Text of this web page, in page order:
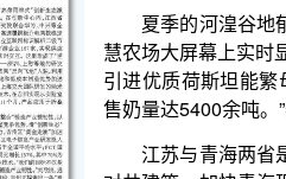
引进优质荷斯坦能繁母牛1000头，
售奶量达5400余吨。”养殖基地负责人
江苏与青海两省是东西部协作结
对共建等，加快青海现代农业发展步
生态奶牛养殖基地，使之成为青海规
发展注入了强劲动力。